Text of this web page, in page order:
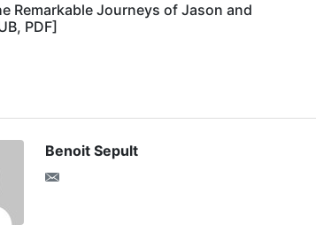
Remarkable Journeys of Jason and
PDF]
Benoit Sepult